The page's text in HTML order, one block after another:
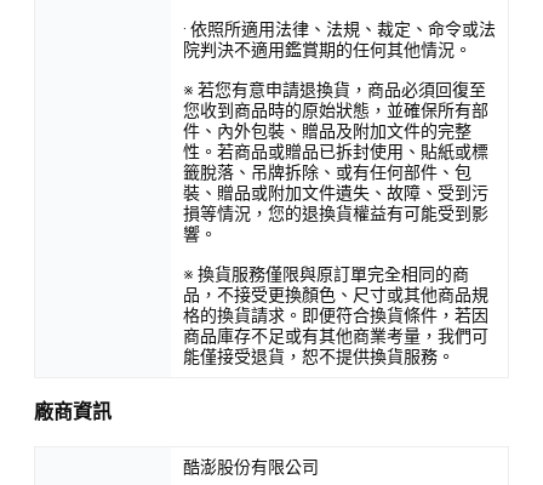
· 依照所適用法律、法規、裁定、命令或法
院判決不適用鑑賞期的任何其他情況。
※ 若您有意申請退換貨，商品必須回復至
您收到商品時的原始狀態，並確保所有部
件、內外包裝、贈品及附加文件的完整
性。若商品或贈品已拆封使用、貼紙或標
籤脫落、吊牌拆除、或有任何部件、包
裝、贈品或附加文件遺失、故障、受到污
損等情況，您的退換貨權益有可能受到影
響。
※ 換貨服務僅限與原訂單完全相同的商
品，不接受更換顏色、尺寸或其他商品規
格的換貨請求。即便符合換貨條件，若因
商品庫存不足或有其他商業考量，我們可
能僅接受退貨，恕不提供換貨服務。
廠商資訊
酷澎股份有限公司